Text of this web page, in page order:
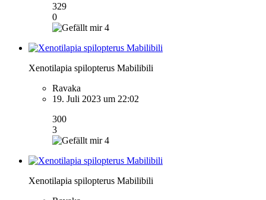
329
0
4
Xenotilapia spilopterus Mabilibili
Ravaka
19. Juli 2023 um 22:02
300
3
4
Xenotilapia spilopterus Mabilibili